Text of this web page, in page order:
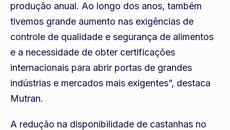
produção anual. Ao longo dos anos, também
tivemos grande aumento nas exigências de
controle de qualidade e segurança de alimentos
e a necessidade de obter certificações
internacionais para abrir portas de grandes
indústrias e mercados mais exigentes”, destaca
Mutran.
A redução na disponibilidade de castanhas no